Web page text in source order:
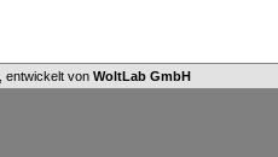
, entwickelt von WoltLab GmbH